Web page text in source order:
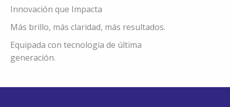
Innovación que Impacta
Más brillo, más claridad, más resultados.
Equipada con tecnología de última
generación.